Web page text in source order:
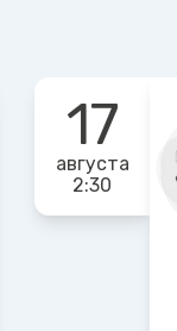
17
августа
2:30